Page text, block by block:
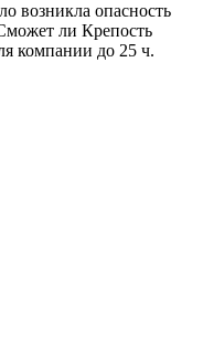
возникла опасность
ли Крепость
компании до 25 ч.